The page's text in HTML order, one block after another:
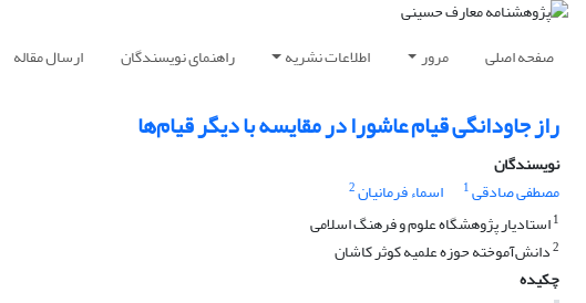
صفحه اصلی مرور اطلاعات نشریه راهنمای نویسندگان ارسال مقاله
راز جاودانگی قیام عاشورا در مقایسه با دیگر قیام‌ها
نویسندگان
مصطفی صادقی1 اسماء فرمانیان2
1استادیار پژوهشگاه علوم و فرهنگ اسلامی
2دانش‌آموخته حوزه علمیه کوثر کاشان
چکیده